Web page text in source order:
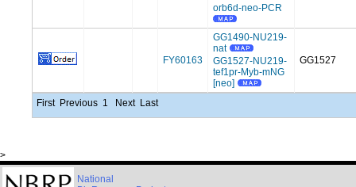
orb6d-neo-PCR
FY60163
GG1490-NU219-
nat
GG1527-NU219-
tef1pr-Myb-mNG
[neo]
GG1527
First Previous 1 Next Last
>
National